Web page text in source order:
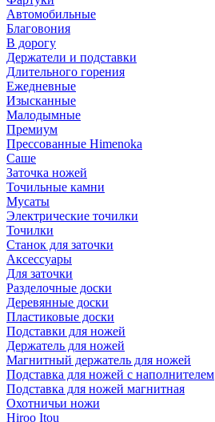
Автомобильные
Благовония
В дорогу
Держатели и подставки
Длительного горения
Ежедневные
Изысканные
Малодымные
Премиум
Прессованные Himenoka
Саше
Заточка ножей
Точильные камни
Мусаты
Электрические точилки
Точилки
Станок для заточки
Аксессуары
Для заточки
Разделочные доски
Деревянные доски
Пластиковые доски
Подставки для ножей
Держатель для ножей
Магнитный держатель для ножей
Подставка для ножей с наполнителем
Подставка для ножей магнитная
Охотничьи ножи
Hiroo Itou